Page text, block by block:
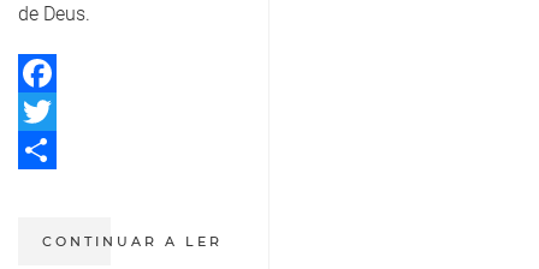
de Deus.
Facebook
Twitter
CONTINUAR A LER